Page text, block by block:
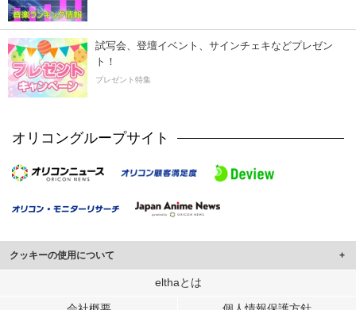
試写会、登壇イベント、サインチェキなどプレゼン
ト！
プレゼント特集
オリコングループサイト
クッキーの使用について
このサイトでは Cookie を使用して、ユーザーに合わせたコンテンツや広告の
elthaとは